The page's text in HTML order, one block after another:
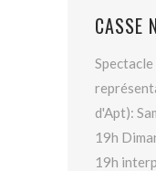
CASSE
d'Apt):
19h
19h